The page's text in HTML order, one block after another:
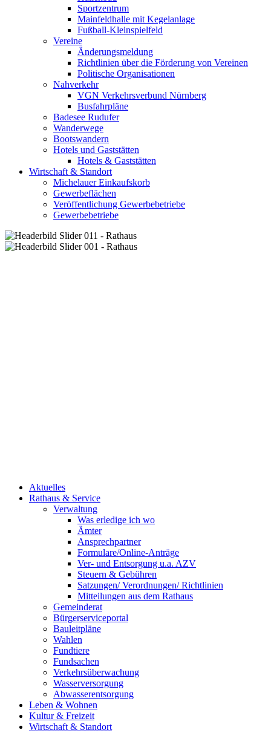
Sportzentrum
Mainfeldhalle mit Kegelanlage
Fußball-Kleinspielfeld
Vereine
Änderungsmeldung
Richtlinien über die Förderung von Vereinen
Politische Organisationen
Nahverkehr
VGN Verkehrsverbund Nürnberg
Busfahrpläne
Badesee Rudufer
Wanderwege
Bootswandern
Hotels und Gaststätten
Hotels & Gaststätten
Wirtschaft & Standort
Michelauer Einkaufskorb
Gewerbeflächen
Veröffentlichung Gewerbebetriebe
Gewerbebetriebe
Aktuelles
Rathaus & Service
Verwaltung
Was erledige ich wo
Ämter
Ansprechpartner
Formulare/Online-Anträge
Ver- und Entsorgung u.a. AZV
Steuern & Gebühren
Satzungen/ Verordnungen/ Richtlinien
Mitteilungen aus dem Rathaus
Gemeinderat
Bürgerserviceportal
Bauleitpläne
Wahlen
Fundtiere
Fundsachen
Verkehrsüberwachung
Wasserversorgung
Abwasserentsorgung
Leben & Wohnen
Kultur & Freizeit
Wirtschaft & Standort